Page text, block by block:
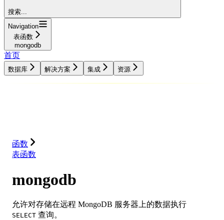
搜索...
Navigation
表函数
mongodb
首页
数据库 解决方案 集成 资源
函数
表函数
mongodb
允许对存储在远程 MongoDB 服务器上的数据执行
SELECT 查询。